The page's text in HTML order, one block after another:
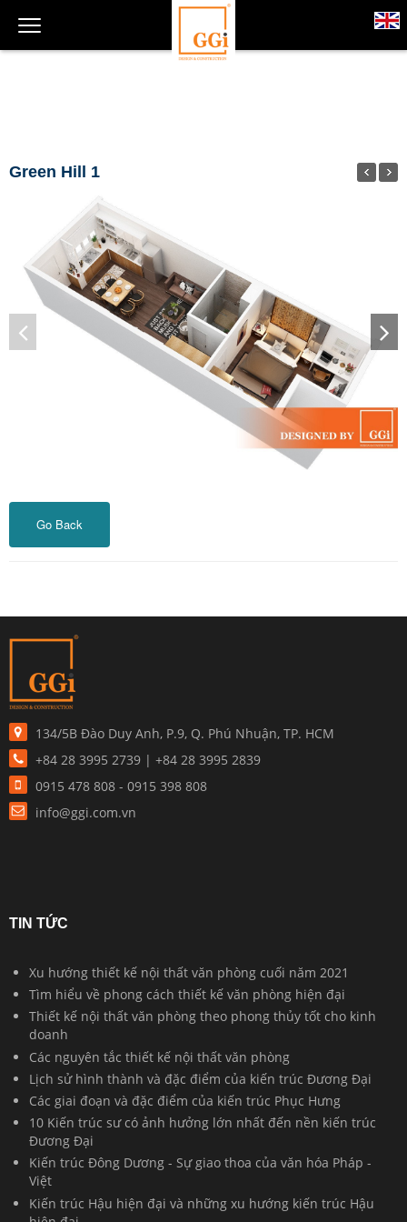
Green Hill 1
Go Back
134/5B Đào Duy Anh, P.9, Q. Phú Nhuận, TP. HCM
+84 28 3995 2739 | +84 28 3995 2839
0915 478 808 - 0915 398 808
info@ggi.com.vn
TIN TỨC
Xu hướng thiết kế nội thất văn phòng cuối năm 2021
Tìm hiểu về phong cách thiết kế văn phòng hiện đại
Thiết kế nội thất văn phòng theo phong thủy tốt cho kinh
doanh
Các nguyên tắc thiết kế nội thất văn phòng
Lịch sử hình thành và đặc điểm của kiến trúc Đương Đại
Các giai đoạn và đặc điểm của kiến trúc Phục Hưng
10 Kiến trúc sư có ảnh hưởng lớn nhất đến nền kiến trúc
Đương Đại
Kiến trúc Đông Dương - Sự giao thoa của văn hóa Pháp -
Việt
Kiến trúc Hậu hiện đại và những xu hướng kiến trúc Hậu